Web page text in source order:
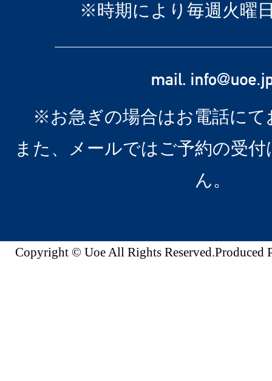
※時期により毎週火曜
※お急ぎの場合はお電話にて
また、メールではご予約の受
ん。
Copyright © Uoe All Rights Reserved.Produced